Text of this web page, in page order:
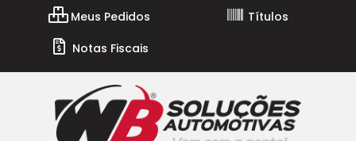
Meus Pedidos
Títulos
Notas Fiscais